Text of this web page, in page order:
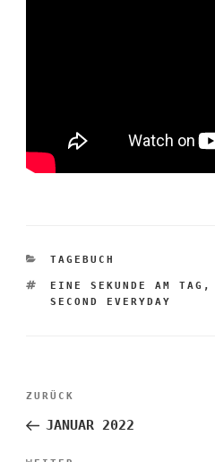
KATEGORIEN
TAGEBUCH
SCHLAGWÖRTER
EINE SEKUNDE AM TAG ,
SECOND EVERYDAY
Beitragsnavigation
Vorheriger
Beitrag
ZURÜCK
JANUAR 2022